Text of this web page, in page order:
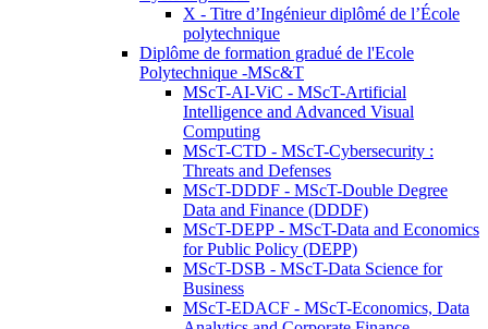
X - Titre d’Ingénieur diplômé de l’École
polytechnique
Diplôme de formation gradué de l'Ecole
Polytechnique -MSc&T
MScT-AI-ViC - MScT-Artificial
Intelligence and Advanced Visual
Computing
MScT-CTD - MScT-Cybersecurity :
Threats and Defenses
MScT-DDDF - MScT-Double Degree
Data and Finance (DDDF)
MScT-DEPP - MScT-Data and Economics
for Public Policy (DEPP)
MScT-DSB - MScT-Data Science for
Business
MScT-EDACF - MScT-Economics, Data